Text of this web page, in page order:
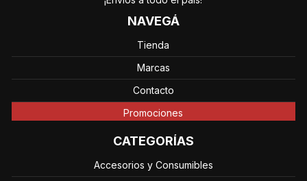
NAVEGÁ
Tienda
Marcas
Contacto
Promociones
CATEGORÍAS
Accesorios y Consumibles